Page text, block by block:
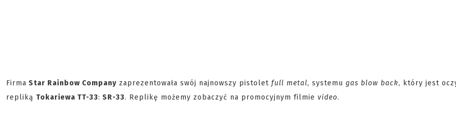
Firma Star Rainbow Company zaprezentowała swój najnowszy pistolet full metal, systemu gas blow back, który jest
repliką Tokariewa TT-33: SR-33. Replikę możemy zobaczyć na promocyjnym filmie video.